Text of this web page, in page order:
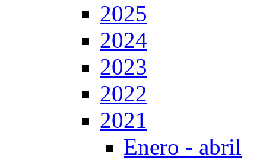
2025
2024
2023
2022
2021
Enero - abril